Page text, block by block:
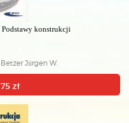
Podstawy konstrukcji
Jürgen W.
zł